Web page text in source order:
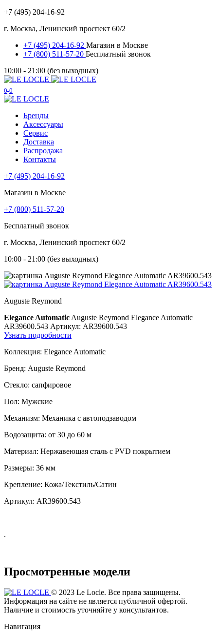
+7 (495) 204-16-92
г. Москва, Ленинский проспект 60/2
+7 (495) 204-16-92 Магазин в Москве
+7 (800) 511-57-20 Бесплатный звонок
10:00 - 21:00 (без выходных)
0 0
Бренды
Аксессуары
Сервис
Доставка
Распродажа
Контакты
+7 (495) 204-16-92
Магазин в Москве
+7 (800) 511-57-20
Бесплатный звонок
г. Москва, Ленинский проспект 60/2
10:00 - 21:00 (без выходных)
Auguste Reymond
Elegance Automatic Auguste Reymond Elegance Automatic
AR39600.543 Артикул: AR39600.543
Узнать подробности
Коллекция: Elegance Automatic
Бренд: Auguste Reymond
Стекло: сапфировое
Пол: Мужские
Механизм: Механика с автоподзаводом
Водозащита: от 30 до 60 м
Материал: Нержавеющая сталь с PVD покрытием
Размеры: 36 мм
Крепление: Кожа/Текстиль/Сатин
Артикул: AR39600.543
.
Просмотренные модели
© 2023 Le Locle. Все права защищены.
Информация на сайте не является публичной офертой.
Наличие и стоимость уточняйте у консультантов.
Навигация